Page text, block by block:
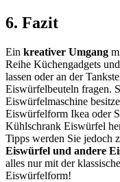
6. Fazit
Ein kreativer Umgang
Reihe Küchengadgets
lassen oder an der
Eiswürfelbeuteln fragen.
Eiswürfelmaschine
Eiswürfelform Ikea oder
Kühlschrank Eiswürfel
Tipps werden Sie jedoch
Eiswürfel und andere
alles nur mit der
Eiswürfelform!